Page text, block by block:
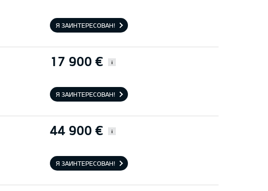
Я ЗАИНТЕРЕСОВАН!
17 900 € i
Я ЗАИНТЕРЕСОВАН!
44 900 € i
Я ЗАИНТЕРЕСОВАН!